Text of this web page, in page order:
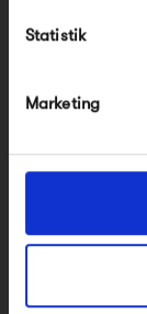
Statistik
Marketing